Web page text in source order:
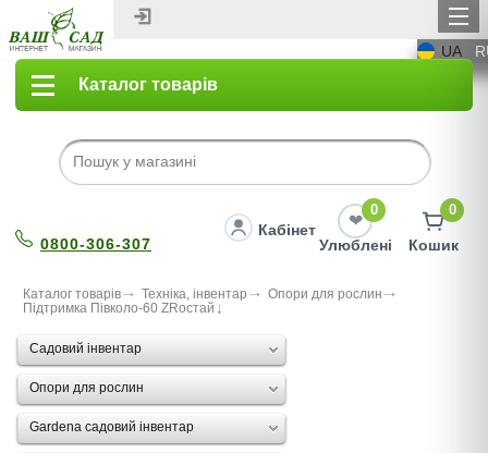
UA
Каталог товарів
0800-306-307
Кабінет
0
Улюблені
0
Кошик
Каталог товарів Техніка, інвентар
Опори для рослин
Підтримка Пiвколо-60 ZRостай
Садовий інвентар
Опори для рослин
Gardena садовий інвентар